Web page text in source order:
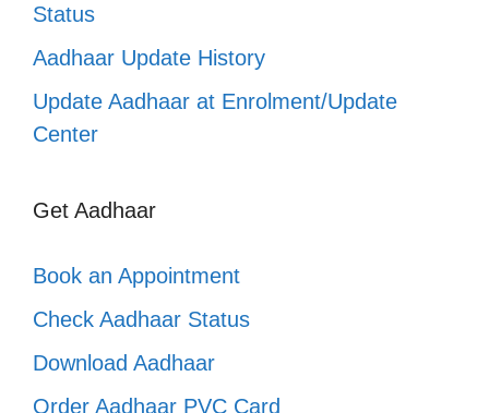
Status
Aadhaar Update History
Update Aadhaar at Enrolment/Update
Center
Get Aadhaar
Book an Appointment
Check Aadhaar Status
Download Aadhaar
Order Aadhaar PVC Card